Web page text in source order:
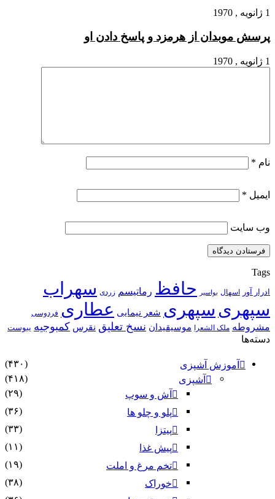
1 ژانویه , 1970
پرسش موبدان از هرمزد و پاسخ دادن او
1 ژانویه , 1970
نام *
ایمیل *
وب‌ سایت
Tags
ادرار آور اسهال بواسیر حافظ رماتیسم زردی سهراب
سپهری سپهری شعر نیمایی عطاری فردوسی
مشروطه ملک الشعرا موسیقیدان نسخ تعلیق نقرس کمبوجیه یبوست
دسته‌ها
آموزش آشپزی
(۴۳۰)
آشپزی
(۴۱۸)
آش و سوپ
(۲۹)
پلو و چلو ها
(۳۶)
پیتزا
(۳۳)
پیش غذا
(۱۱)
تخم مرغ و املت
(۱۹)
خوراک
(۳۸)